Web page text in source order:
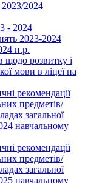
2023/2024
- 2024
2023-2024
н.р.
щодо розвитку і
мови в ліцеї на
рекомендації
предметів/
загальної
навчальному
рекомендації
предметів/
загальної
навчальному